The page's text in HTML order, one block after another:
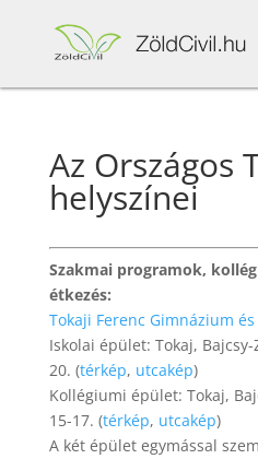
Az Országos
helyszínei
Szakmai programok,
étkezés:
Tokaji Ferenc Gimnázium
Iskolai épület: Tokaj,
20. (térkép, utcakép)
Kollégiumi épület: Tokaj,
15-17. (térkép, utcakép)
A két épület egymással